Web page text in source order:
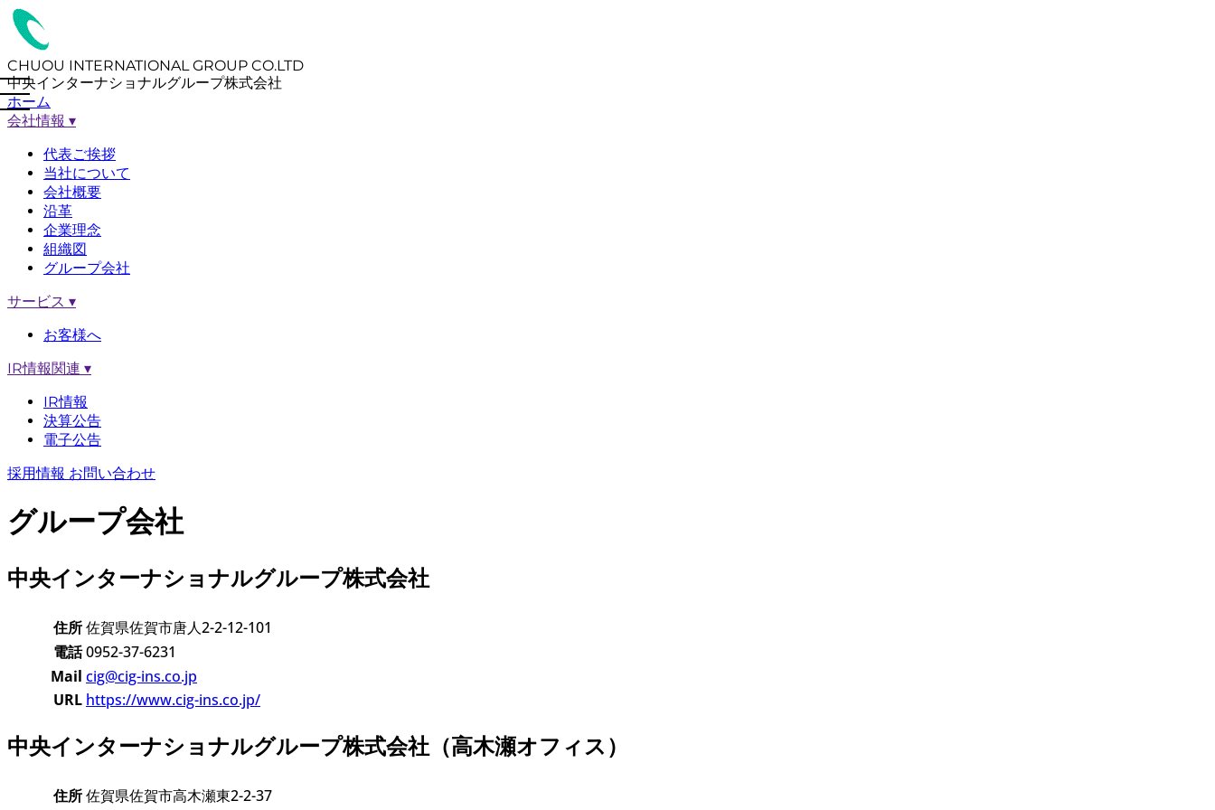
CHUOU INTERNATIONAL GROUP CO.LTD
中央インターナショナルグループ株式会社
ホーム
会社情報 ▾
代表ご挨拶
当社について
会社概要
沿革
企業理念
組織図
グループ会社
サービス ▾
お客様へ
IR情報関連 ▾
IR情報
決算公告
電子公告
採用情報 お問い合わせ
グループ会社
中央インターナショナルグループ株式会社
住所佐賀県佐賀市唐人2-2-12-101
電話0952-37-6231
Mail cig@cig-ins.co.jp
URL https://www.cig-ins.co.jp/
中央インターナショナルグループ株式会社（高木瀬オフィス）
住所佐賀県佐賀市高木瀬東2-2-37